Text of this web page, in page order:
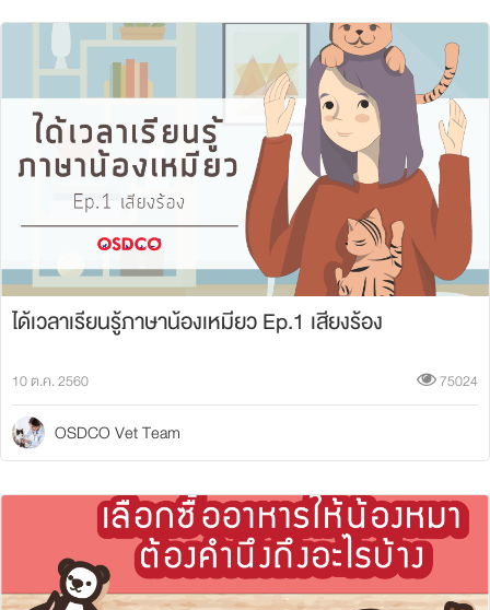
ได้เวลาเรียนรู้ภาษาน้องเหมียว Ep.1 เสียงร้อง
75024
10 ต.ค. 2560
OSDCO Vet Team